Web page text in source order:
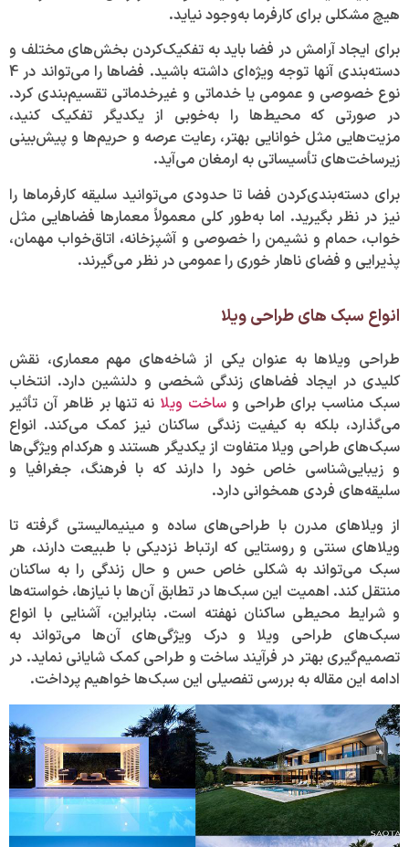
هیچ مشکلی برای کارفرما به‌وجود نیاید.
برای ایجاد آرامش در فضا باید به تفکیک‌کردن بخش‌های مختلف و
دسته‌بندی آنها توجه ویژه‌ای داشته باشید. فضا‌ها را می‌تواند در 4
نوع خصوصی و عمومی یا خدماتی و غیرخدماتی تقسیم‌بندی کرد.
در صورتی که محیط‌ها را به‌خوبی از یکدیگر تفکیک کنید،
مزیت‌هایی مثل خوانایی بهتر، رعایت عرصه و حریم‌ها و پیش‌بینی
زیرساخت‌های تأسیساتی به ارمغان می‌آید.
برای دسته‌بندی‌کردن فضا تا حدودی می‌توانید سلیقه کارفرما‌ها را
نیز در نظر بگیرید. اما به‌طور کلی معمولاً معمار‌ها فضا‌هایی مثل
خواب، حمام و نشیمن را خصوصی و آشپزخانه، اتاق‌خواب مهمان،
پذیرایی و فضای ناهار خوری را عمومی در نظر می‌گیرند.
انواع سبک های طراحی ویلا
طراحی ویلاها به عنوان یکی از شاخه‌های مهم معماری، نقش
کلیدی در ایجاد فضاهای زندگی شخصی و دلنشین دارد. انتخاب
سبک مناسب برای طراحی و ساخت ویلانه ‌تنها بر ظاهر آن تأثیر
می‌گذارد، بلکه به کیفیت زندگی ساکنان نیز کمک می‌کند. انواع
سبک‌های طراحی ویلا متفاوت از یکدیگر هستند و هرکدام ویژگی‌ها
و زیبایی‌شناسی خاص خود را دارند که با فرهنگ، جغرافیا و
سلیقه‌های فردی همخوانی دارد.
از ویلاهای مدرن با طراحی‌های ساده و مینیمالیستی گرفته تا
ویلاهای سنتی و روستایی که ارتباط نزدیکی با طبیعت دارند، هر
سبک می‌تواند به شکلی خاص حس و حال زندگی را به ساکنان
منتقل کند. اهمیت این سبک‌ها در تطابق آن‌ها با نیازها، خواسته‌ها
و شرایط محیطی ساکنان نهفته است. بنابراین، آشنایی با انواع
سبک‌های طراحی ویلا و درک ویژگی‌های آن‌ها می‌تواند به
تصمیم‌گیری بهتر در فرآیند ساخت و طراحی کمک شایانی نماید. در
ادامه این مقاله به بررسی تفصیلی این سبک‌ها خواهیم پرداخت.